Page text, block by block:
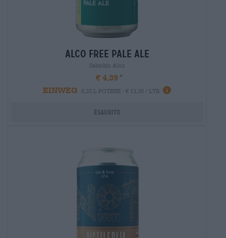
alco free pale ale
Sakiskiu Alus
€ 4,39
EINWEG
0,33 L POTERE - € 13,30 / LTR
Esaurito